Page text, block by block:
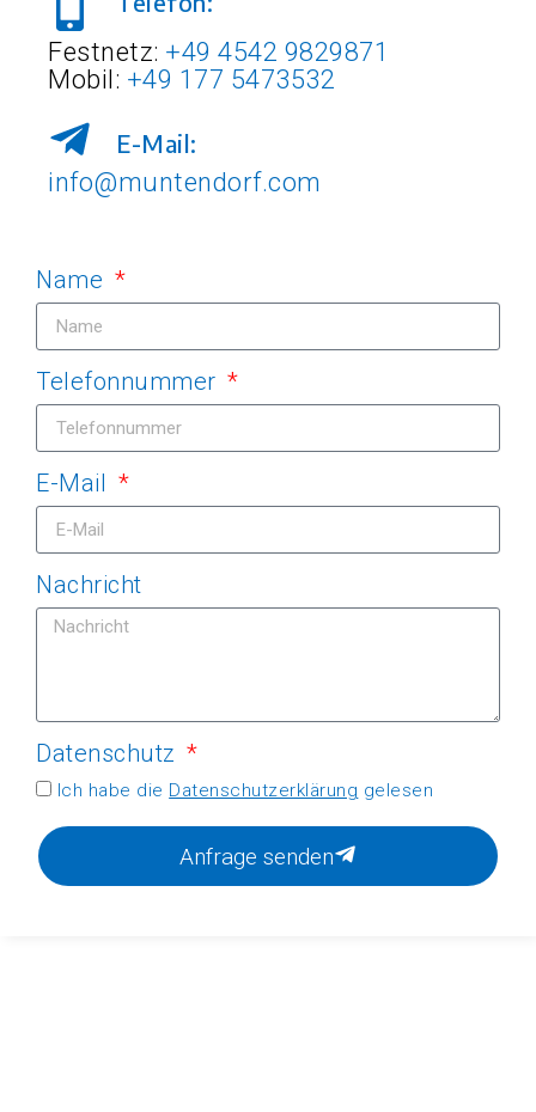
Festnetz: +49 4542 9829871
Mobil: +49 177 5473532
E-Mail:
info@muntendorf.com
Name
Telefonnummer
E-Mail
Nachricht
Datenschutz
Ich habe die Datenschutzerklärung gelesen
Anfrage senden